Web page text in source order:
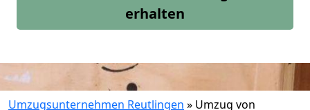
erhalten
Umzugsunternehmen Reutlingen » Umzug von